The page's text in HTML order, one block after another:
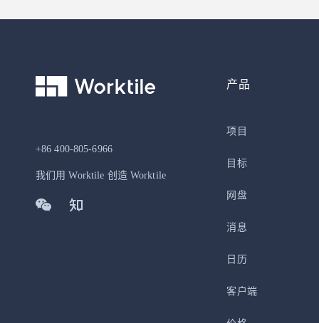
+86 400-805-6966
我们用 Worktile 创造 Worktile
产品
项目
目标
网盘
消息
日历
客户端